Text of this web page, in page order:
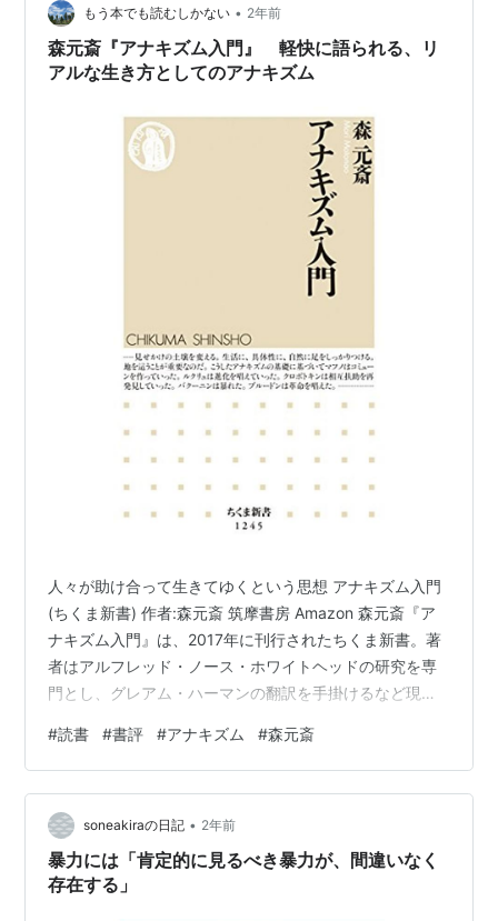
法』『偶発事の存在論: 破壊的可塑性についての試論』
『抹消された快楽: クリトリスと思考』など訳書も多く、
本書は2024年に刊…
もう本でも読むしかない • 2年前
森元斎『アナキズム入門』 軽快に語られる、リ
アルな生き方としてのアナキズム
人々が助け合って生きてゆくという思想 アナキズム入門
(ちくま新書) 作者:森元斎 筑摩書房 Amazon 森元斎『ア
ナキズム入門』は、2017年に刊行されたちくま新書。著
者はアルフレッド・ノース・ホワイトヘッドの研究を専
門とし、グレアム・ハーマンの翻訳を手掛けるなど現代
く刊行している。本書はその最初の一冊だ。 さて、アナ
キズムという思想は、多くの人が知ってはいながら、あ
まりピンときていない考えなのではないかと想像する。
アナキズムは無政府主義と訳されることが多いが、その
ように言われると、政府や国家なしに人間が秩序をもっ
て生きていけるのだろうか？…
#読書 #書評 #アナキズム #森元斎
soneakiraの日記 • 2年前
暴力には「肯定的に見るべき暴力が、間違いなく
存在する」